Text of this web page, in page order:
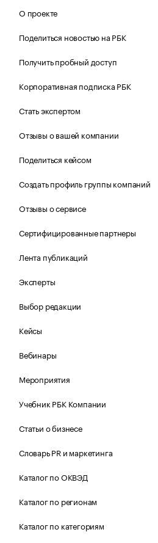
О проекте
Поделиться новостью на РБК
Получить пробный доступ
Корпоративная подписка РБК
Стать экспертом
Отзывы о вашей компании
Поделиться кейсом
Создать профиль группы компаний
Отзывы о сервисе
Сертифицированные партнеры
Лента публикаций
Эксперты
Выбор редакции
Кейсы
Вебинары
Мероприятия
Учебник РБК Компании
Статьи о бизнесе
Словарь PR и маркетинга
Каталог по ОКВЭД
Каталог по регионам
Каталог по категориям